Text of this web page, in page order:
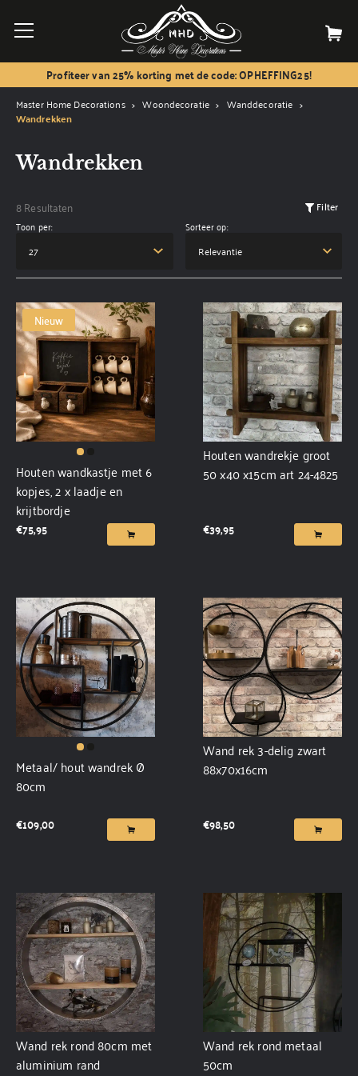
Profiteer van 25% korting met de code: OPHEFFING25!
Master Home Decorations Woondecoratie Wanddecoratie
Wandrekken
Wandrekken
8 Resultaten
Filter
Toon per:
Sorteer op:
Nieuw
Houten wandkastje met 6
kopjes, 2 x laadje en
krijtbordje
€75,95
Houten wandrekje groot
50 x40 x15cm art 24-4825
€39,95
Metaal/ hout wandrek Ø
80cm
€109,00
Wand rek 3-delig zwart
88x70x16cm
€98,50
Wand rek rond 80cm met
aluminium rand
Wand rek rond metaal
50cm